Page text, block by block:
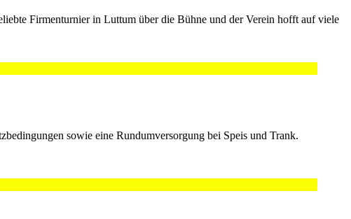
Firmenturnier in Luttum über die Bühne und der Verein hofft auf viele
sowie eine Rundumversorgung bei Speis und Trank.